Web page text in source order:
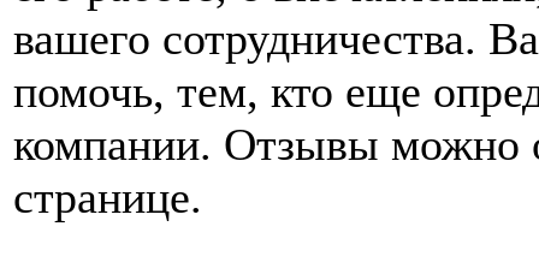
вашего сотрудничества.
помочь, тем, кто еще
компании. Отзывы можно
странице.